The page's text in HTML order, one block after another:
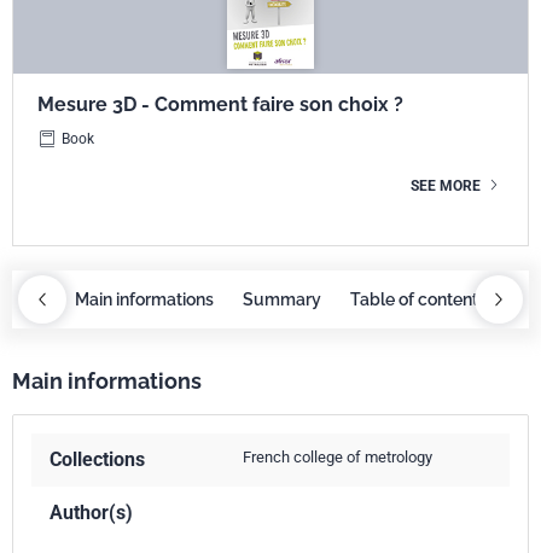
Mesure 3D - Comment faire son choix ?
Book
SEE MORE
Main informations Summary Table of contents
Main informations
Collections French college of metrology
Author(s)